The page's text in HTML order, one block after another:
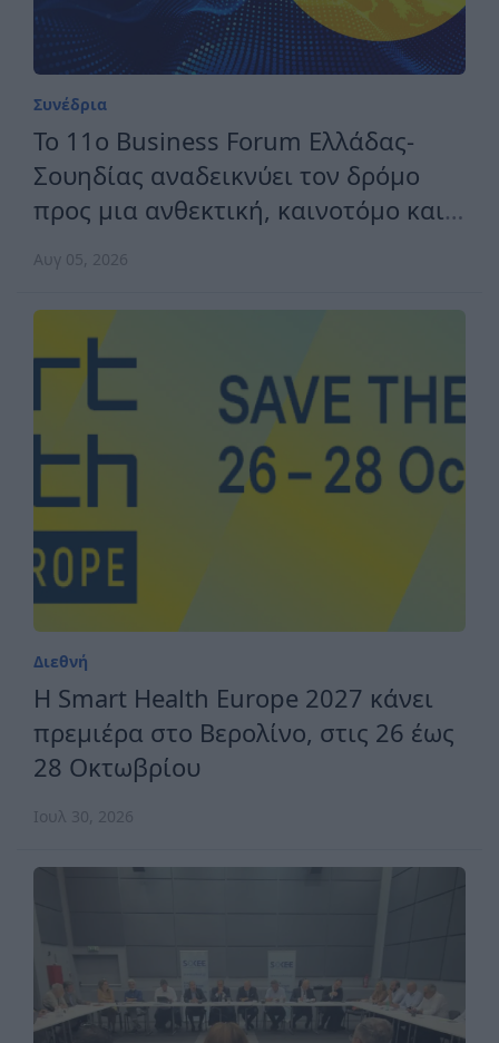
Συνάντηση ΣΟΚΕΕ με την
Πρεσβεία του Ιράκ για τις
διεθνείς εκθέσεις
Συνέδρια
Το 11ο Business Forum Ελλάδας-
Σουηδίας αναδεικνύει τον δρόμο
προς μια ανθεκτική, καινοτόμο και
Αυγ 05, 2026
Διεθνή
H Smart Health Europe 2027 κάνει
πρεμιέρα στο Βερολίνο, στις 26 έως
28 Οκτωβρίου
Ιουλ 30, 2026